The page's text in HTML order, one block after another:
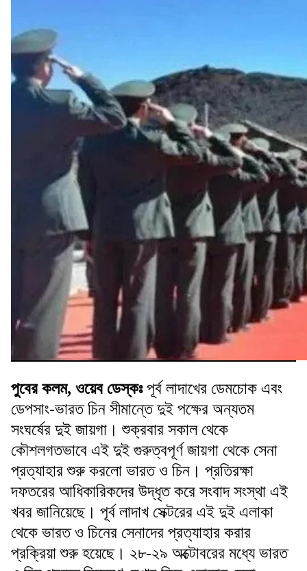
পুবের কলম, ওয়েব ডেস্কঃপূর্ব লাদাখের ডেমচোক এবং
ডেপসাং-ভারত চিন সীমান্তে দুই পক্ষের অন্যতম
সংঘর্ষের দুই জায়গা। শুক্রবার সকাল থেকে
কৌশলগতভাবে এই দুই গুরুত্বপূর্ণ জায়গা থেকে সেনা
প্রত্যাহার শুরু করলো ভারত ও চিন। প্রতিরক্ষা
দফতরের আধিকারিকদের উদ্ধৃত করে সংবাদ সংস্থা এই
খবর জানিয়েছে। পূর্ব লাদাখ সেক্টরের এই দুই এলাকা
থেকে ভারত ও চিনের সেনাদের প্রত্যাহার করার
প্রক্রিয়া শুরু হয়েছে। ২৮-২৯ অক্টোবরের মধ্যে ভারত